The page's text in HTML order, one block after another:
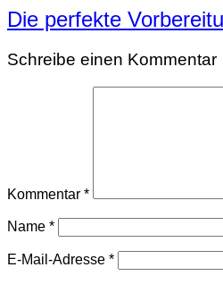
Die perfekte
Schreibe einen Kommentar
Kommentar *
Name *
E-Mail-Adresse *